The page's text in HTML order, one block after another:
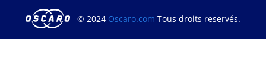
© 2024 Oscaro.com Tous droits reservés.